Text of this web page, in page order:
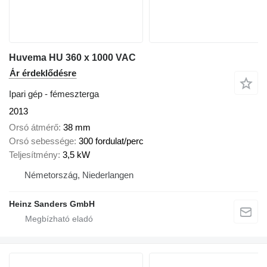
Huvema HU 360 x 1000 VAC
Ár érdeklődésre
Ipari gép - fémeszterga
2013
Orsó átmérő 38 mm
Orsó sebessége 300 fordulat/perc
Teljesítmény 3,5 kW
Németország, Niederlangen
Heinz Sanders GmbH